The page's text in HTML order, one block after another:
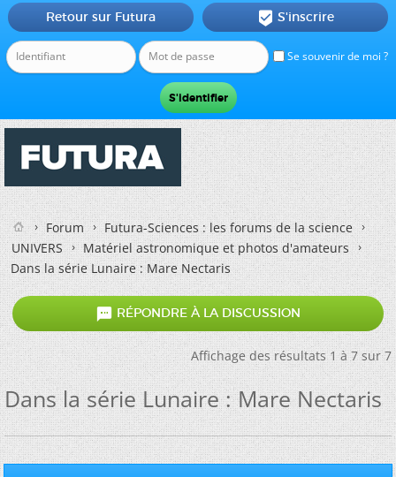
Se souvenir de moi ?
Retour sur Futura  S'inscrire
Forum
Futura-Sciences : les forums de la science
UNIVERS
Matériel astronomique et photos d'amateurs
Dans la série Lunaire : Mare Nectaris
 RÉPONDRE À LA DISCUSSION
Affichage des résultats 1 à 7 sur 7
Dans la série Lunaire : Mare Nectaris